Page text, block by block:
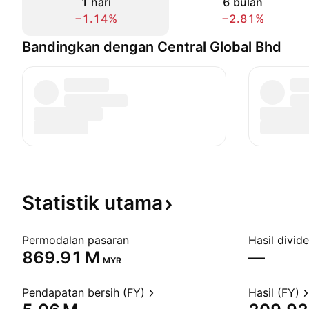
−1.14%
−2.81%
Bandingkan dengan Central Global Bhd
Statistik utama
Permodalan pasaran
‪869.91 M‬ MYR
Hasil
—
Pendapatan bersih (FY) Hasil (FY)